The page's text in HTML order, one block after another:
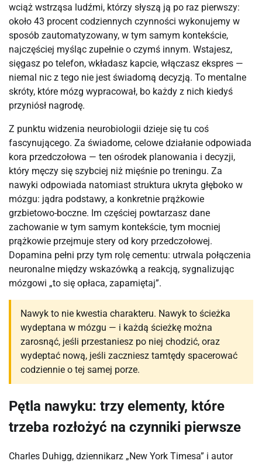
wciąż wstrząsa ludźmi, którzy słyszą ją po raz pierwszy:
około 43 procent codziennych czynności wykonujemy w
sposób zautomatyzowany, w tym samym kontekście,
najczęściej myśląc zupełnie o czymś innym. Wstajesz,
sięgasz po telefon, wkładasz kapcie, włączasz ekspres —
niemal nic z tego nie jest świadomą decyzją. To mentalne
skróty, które mózg wypracował, bo każdy z nich kiedyś
przyniósł nagrodę.
Z punktu widzenia neurobiologii dzieje się tu coś
fascynującego. Za świadome, celowe działanie odpowiada
kora przedczołowa — ten ośrodek planowania i decyzji,
który męczy się szybciej niż mięśnie po treningu. Za
nawyki odpowiada natomiast struktura ukryta głęboko w
mózgu: jądra podstawy, a konkretnie prążkowie
grzbietowo-boczne. Im częściej powtarzasz dane
zachowanie w tym samym kontekście, tym mocniej
prążkowie przejmuje stery od kory przedczołowej.
Dopamina pełni przy tym rolę cementu: utrwala połączenia
neuronalne między wskazówką a reakcją, sygnalizując
mózgowi „to się opłaca, zapamiętaj”.
Nawyk to nie kwestia charakteru. Nawyk to ścieżka
wydeptana w mózgu — i każdą ścieżkę można
zarosnąć, jeśli przestaniesz po niej chodzić, oraz
wydeptać nową, jeśli zaczniesz tamtędy spacerować
codziennie o tej samej porze.
Pętla nawyku: trzy elementy, które
trzeba rozłożyć na czynniki pierwsze
Charles Duhigg, dziennikarz „New York Timesa” i autor